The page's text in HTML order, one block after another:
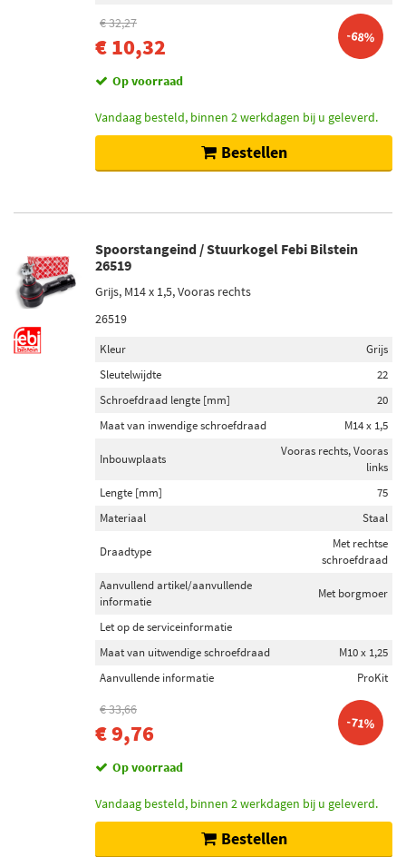
€ 32,27
€ 10,32 -68%
Op voorraad
Vandaag besteld, binnen 2 werkdagen bij u geleverd.
Bestellen
Spoorstangeind / Stuurkogel Febi Bilstein
26519
Grijs, M14 x 1,5, Vooras rechts
26519
Kleur
Grijs
Sleutelwijdte
22
Schroefdraad lengte [mm]
20
Maat van inwendige schroefdraad
M14 x 1,5
Inbouwplaats
Vooras rechts, Vooras
links
Lengte [mm]
75
Materiaal
Staal
Draadtype
Met rechtse
schroefdraad
Aanvullend artikel/aanvullende
informatie
Met borgmoer
Let op de serviceinformatie
Maat van uitwendige schroefdraad
M10 x 1,25
Aanvullende informatie
ProKit
€ 33,66
€ 9,76 -71%
Op voorraad
Vandaag besteld, binnen 2 werkdagen bij u geleverd.
Bestellen